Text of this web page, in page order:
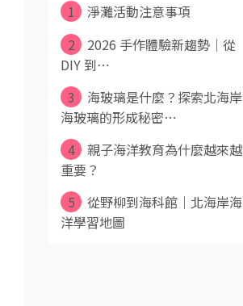
1
淨灘活動注意事項
2
2026 手作體驗新趨勢｜從
DIY 到⋯
3
海玻璃是什麼？探索北海岸
海玻璃的形成秘密⋯
4
親子海洋教育為什麼越來越
重要？
5
從野柳到海科館｜北海岸海
洋學習地圖